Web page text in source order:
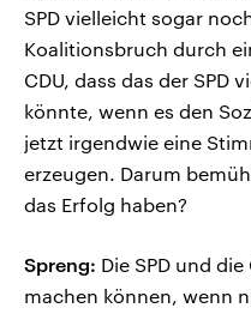
SPD vielleicht sogar
Koalitionsbruch durch
CDU, dass das der SPD
könnte, wenn es den
jetzt irgendwie eine
erzeugen. Darum
das Erfolg haben?
Spreng: Die SPD und
machen können, wenn